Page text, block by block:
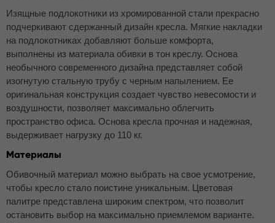
Изящные подлокотники из хромированной стали прекрасно
подчеркивают сдержанный дизайн кресла. Мягкие накладки
на подлокотниках добавляют больше комфорта,
выполнены из материала обивки в тон креслу. Основа
необычного современного дизайна представляет собой
изогнутую стальную трубу с черным напылением. Ее
оригинальная конструкция создает чувство невесомости и
воздушности, позволяет максимально облегчить
пространство офиса. Основа кресла прочная и надежная,
выдерживает нагрузку до 110 кг.
Материалы
Обивочный материал можно выбрать на свое усмотрение,
чтобы кресло стало поистине уникальным. Цветовая
палитре представлена широким спектром, что позволит
остановить выбор на максимально приемлемом варианте.